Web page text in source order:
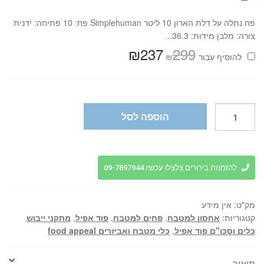
פח נתלה על דלת הארון 10 ליטר Simplehuman פח: 10 פתיחה: ידנית
צורה: מלבן מידות: 36.3...
להוסיף⁦⁩ עבור
₪299 המחיר
המקורי₪237
מעוצב
למטבח
30
בצבעים
שונים
הוספה לסל
להזמנות בירורים צלצלו עכשיו 09-7897944
מק"ט: אין מידע
קטגוריות: אחסון למטבח, פחים למטבח, פוד אפיל, מתקני ייבוש
כלים וסכו"ם פוד אפיל, כלי מטבח ואביזרים food appeal